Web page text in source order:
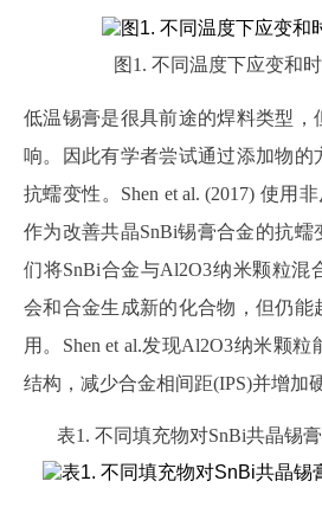
图 1. 不同温度下应变和时
低温锡膏是很具前途的焊料类型，
响。因此有学者尝试通过添加物的
抗蠕变性。 Shen et al. (2017) 使用
作为改善共晶SnBi锡膏合金的抗
们将SnBi合金与Al2O3纳米颗粒混
会和合金生成新的化合物，但仍能
用。Shen et al.发现Al2O3纳米颗
结构，减少合金相间距(IPS)并增加
表1. 不同填充物对SnBi共晶锡